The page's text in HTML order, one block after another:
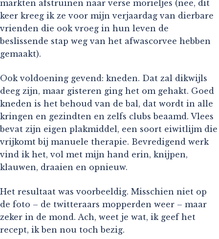
markten afstruinen naar verse morieljes (nee, dit
keer kreeg ik ze voor mijn verjaardag van dierbare
vrienden die ook vroeg in hun leven de
beslissende stap weg van het afwascorvee hebben
gemaakt).
Ook voldoening gevend: kneden. Dat zal dikwijls
deeg zijn, maar gisteren ging het om gehakt. Goed
kneden is het behoud van de bal, dat wordt in alle
kringen en gezindten en zelfs clubs beaamd. Vlees
bevat zijn eigen plakmiddel, een soort eiwitlijm die
vrijkomt bij manuele therapie. Bevredigend werk
vind ik het, vol met mijn hand erin, knijpen,
klauwen, draaien en opnieuw.
Het resultaat was voorbeeldig. Misschien niet op
de foto – de twitteraars mopperden weer – maar
zeker in de mond. Ach, weet je wat, ik geef het
recept, ik ben nou toch bezig.